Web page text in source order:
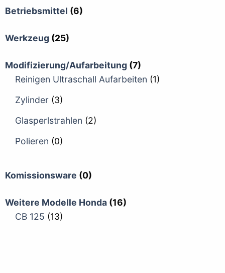
Betriebsmittel (6)
Werkzeug (25)
Modifizierung/Aufarbeitung (7)
Reinigen Ultraschall Aufarbeiten (1)
Zylinder (3)
Glasperlstrahlen (2)
Polieren (0)
Komissionsware (0)
Weitere Modelle Honda (16)
CB 125 (13)